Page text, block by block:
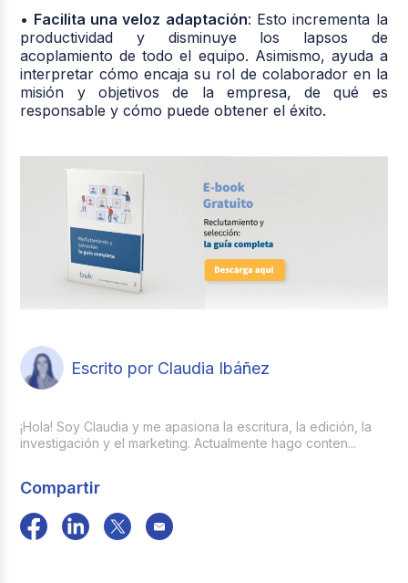
• Facilita una veloz adaptación: Esto incrementa la
productividad y disminuye los lapsos de
acoplamiento de todo el equipo. Asimismo, ayuda a
interpretar cómo encaja su rol de colaborador en la
misión y objetivos de la empresa, de qué es
responsable y cómo puede obtener el éxito.
Escrito por Claudia Ibáñez
¡Hola! Soy Claudia y me apasiona la escritura, la edición, la
investigación y el marketing. Actualmente hago conten...
Compartir